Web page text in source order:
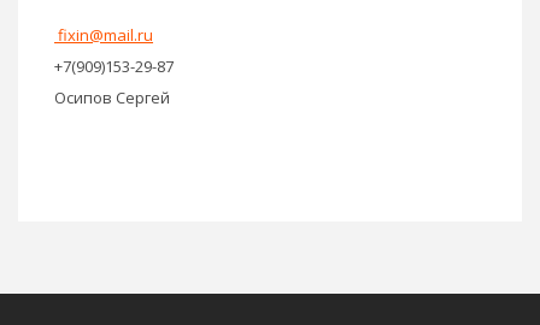
fixin@mail.ru
+7(909)153-29-87
Осипов Сергей